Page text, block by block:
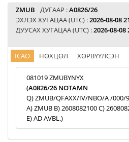
ZMUB ДУГААР :A0826/26
ЭХЛЭХ ХУГАЦАА (UTC) :2026-08-08
ДУУСАХ ХУГАЦАА (UTC) :2026-08-08
ICAO НӨХЦӨЛ ХӨРВҮҮЛСЭН
081019 ZMUBYNYX
(A0826/26 NOTAMN
Q) ZMUB/QFAXX/IV/NBO/A /000/
A) ZMUB B) 2608082100 C)
E) AD AVBL.)